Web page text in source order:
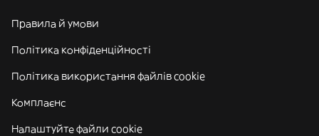
Правила й умови
Політика конфіденційності
Політика використання файлів cookie
Комплаєнс
Налаштуйте файли cookie